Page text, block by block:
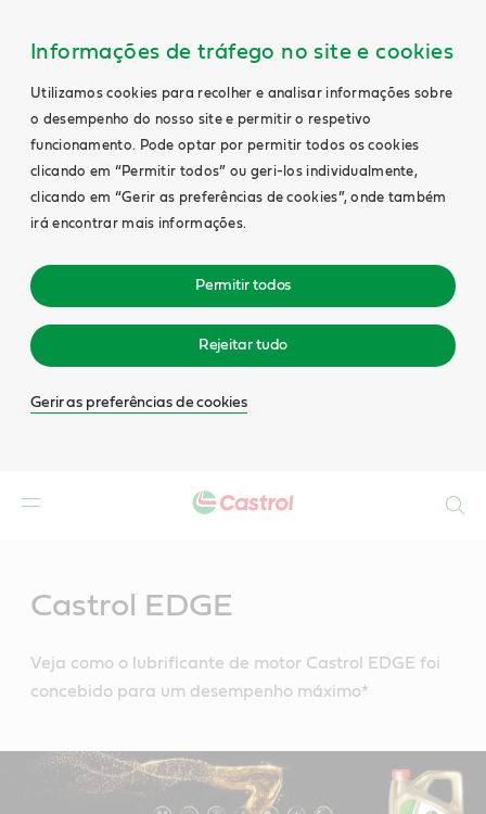
Informações de tráfego no site e cookies
Utilizamos cookies para recolher e analisar informações sobre
o desempenho do nosso site e permitir o respetivo
funcionamento. Pode optar por permitir todos os cookies
clicando em “Permitir todos” ou geri-los individualmente,
clicando em “Gerir as preferências de cookies”, onde também
irá encontrar mais informações.
Permitir todos
Rejeitar tudo
Gerir as preferências de cookies
Castrol EDGE
Veja como o lubrificante de motor Castrol EDGE foi
concebido para um desempenho máximo*